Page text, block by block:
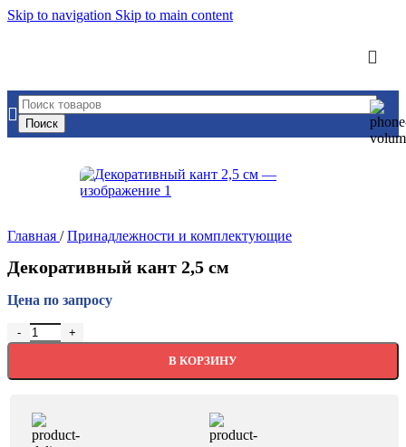
Skip to navigation Skip to main content
Поиск
Главная / Принадлежности и комплектующие
Декоративный кант 2,5 см
Цена по запросу
Количество товара Декоративный кант 2,5 см
В КОРЗИНУ